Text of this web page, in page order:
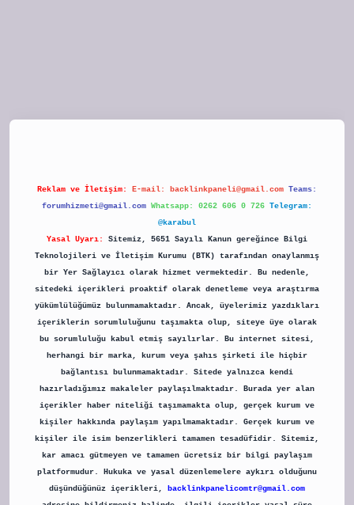
Reklam ve İletişim: E-mail: backlinkpaneli@gmail.com Teams:
forumhizmeti@gmail.com Whatsapp: 0262 606 0 726 Telegram:
@karabul
Yasal Uyarı:
Sitemiz, 5651 Sayılı Kanun gereğince Bilgi
Teknolojileri ve İletişim Kurumu (BTK) tarafından onaylanmış
bir Yer Sağlayıcı olarak hizmet vermektedir. Bu nedenle,
sitedeki içerikleri proaktif olarak denetleme veya araştırma
yükümlülüğümüz bulunmamaktadır. Ancak, üyelerimiz yazdıkları
içeriklerin sorumluluğunu taşımakta olup, siteye üye olarak
bu sorumluluğu kabul etmiş sayılırlar. Bu internet sitesi,
herhangi bir marka, kurum veya şahıs şirketi ile hiçbir
bağlantısı bulunmamaktadır. Sitede yalnızca kendi
hazırladığımız makaleler paylaşılmaktadır. Burada yer alan
içerikler haber niteliği taşımamakta olup, gerçek kurum ve
kişiler hakkında paylaşım yapılmamaktadır. Gerçek kurum ve
kişiler ile isim benzerlikleri tamamen tesadüfidir. Sitemiz,
kar amacı gütmeyen ve tamamen ücretsiz bir bilgi paylaşım
platformudur. Hukuka ve yasal düzenlemelere aykırı olduğunu
düşündüğünüz içerikleri,
backlinkpanelicomtr@gmail.com